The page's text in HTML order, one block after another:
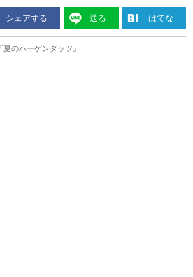
シェアする 送る はてな
のハーゲンダッツ』